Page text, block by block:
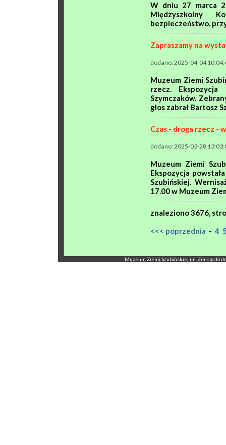
W dniu 27 marca
Międzyszkolny
bezpieczeństwo,
Zapraszamy na
dodano: 2025-04-04
Muzeum Ziemi
rzecz.
Szymczaków.
głos zabrał Bartosz
Czas - droga rzecz -
dodano: 2025-03-28
Muzeum Ziemi
Ekspozycja
Szubińskiej.
17.00 w Muzeum
znaleziono3676,
<<< poprzednia - 4
Muzeum Ziemi Szubińskiej im. Zenona